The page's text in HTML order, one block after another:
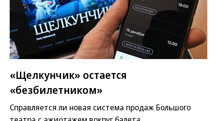
«Щелкунчик» остается
«безбилетником»
Справляется ли новая система продаж Большого